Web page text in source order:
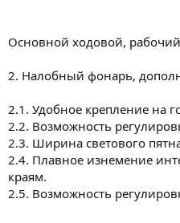
Основной ходовой, рабочий
2. Налобный фонарь,
2.1. Удобное крепление на
2.2. Возможность
2.3. Ширина светового
2.4. Плавное изнемение
краям.
2.5. Возможность